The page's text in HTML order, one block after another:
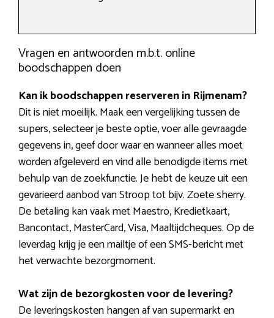
Vragen en antwoorden m.b.t. online
boodschappen doen
Kan ik boodschappen reserveren in Rijmenam?
Dit is niet moeilijk. Maak een vergelijking tussen de
supers, selecteer je beste optie, voer alle gevraagde
gegevens in, geef door waar en wanneer alles moet
worden afgeleverd en vind alle benodigde items met
behulp van de zoekfunctie. Je hebt de keuze uit een
gevarieerd aanbod van Stroop tot bijv. Zoete sherry.
De betaling kan vaak met Maestro, Kredietkaart,
Bancontact, MasterCard, Visa, Maaltijdcheques. Op de
leverdag krijg je een mailtje of een SMS-bericht met
het verwachte bezorgmoment.
Wat zijn de bezorgkosten voor de levering?
De leveringskosten hangen af van supermarkt en